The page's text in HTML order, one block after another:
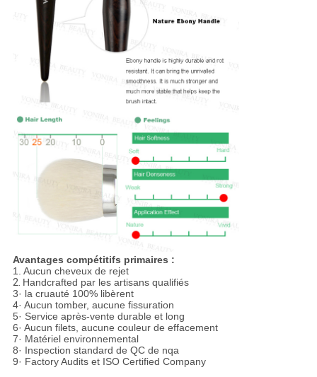
Avantages compétitifs primaires :
1. Aucun cheveux de rejet
2. Handcrafted par les artisans qualifiés
3· la cruauté 100% libèrent
4· Aucun tomber, aucune fissuration
5· Service après-vente durable et long
6· Aucun filets, aucune couleur de effacement
7· Matériel environnemental
8· Inspection standard de QC de nqa
9· Factory Audits et ISO Certified Company